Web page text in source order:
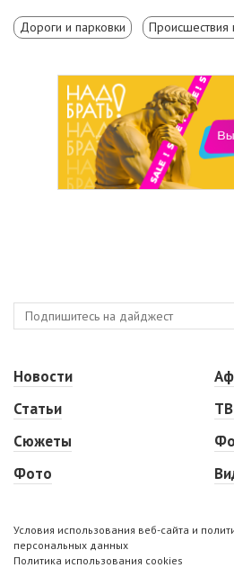
Дороги и парковки Происшествия
Новости
Статьи
Сюжеты
Фото
Условия использования веб-сайта и
персональных данных
Политика использования cookies